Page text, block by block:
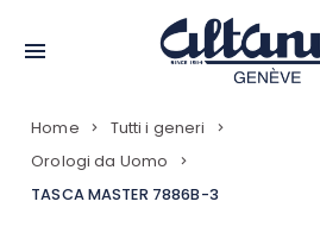
Home
Tutti i generi
Orologi da Uomo
TASCA MASTER 7886B-3